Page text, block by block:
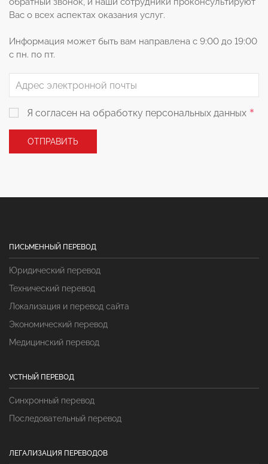
Вас о всех аспектах оказания услуг.
Информация может быть вам направлена с 9:00 до 19:00
с пн. по пт.
ПИСЬМЕННЫЙ ПЕРЕВОД
Юридический перевод
Технический перевод
Локализация и перевод сайта
Экономический перевод
Медицинский перевод
УСТНЫЙ ПЕРЕВОД
Синхронный перевод
Последовательный перевод
ЛЕГАЛИЗАЦИЯ ПЕРЕВОДОВ